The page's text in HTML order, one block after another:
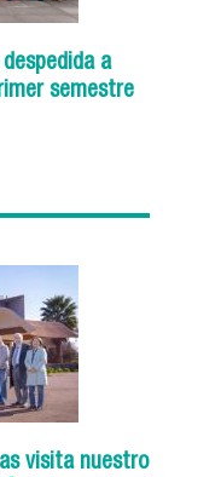
a
semestre
visita nuestro